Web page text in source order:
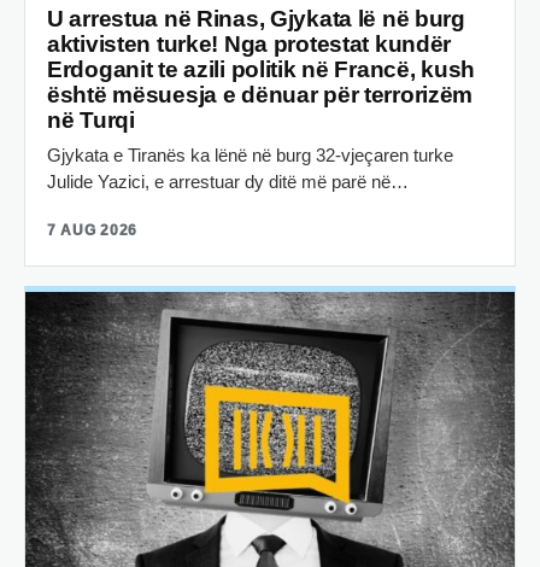
U arrestua në Rinas, Gjykata lë në burg
aktivisten turke! Nga protestat kundër
Erdoganit te azili politik në Francë, kush
është mësuesja e dënuar për terrorizëm
në Turqi
Gjykata e Tiranës ka lënë në burg 32-vjeçaren turke
Julide Yazici, e arrestuar dy ditë më parë në…
7 AUG 2026